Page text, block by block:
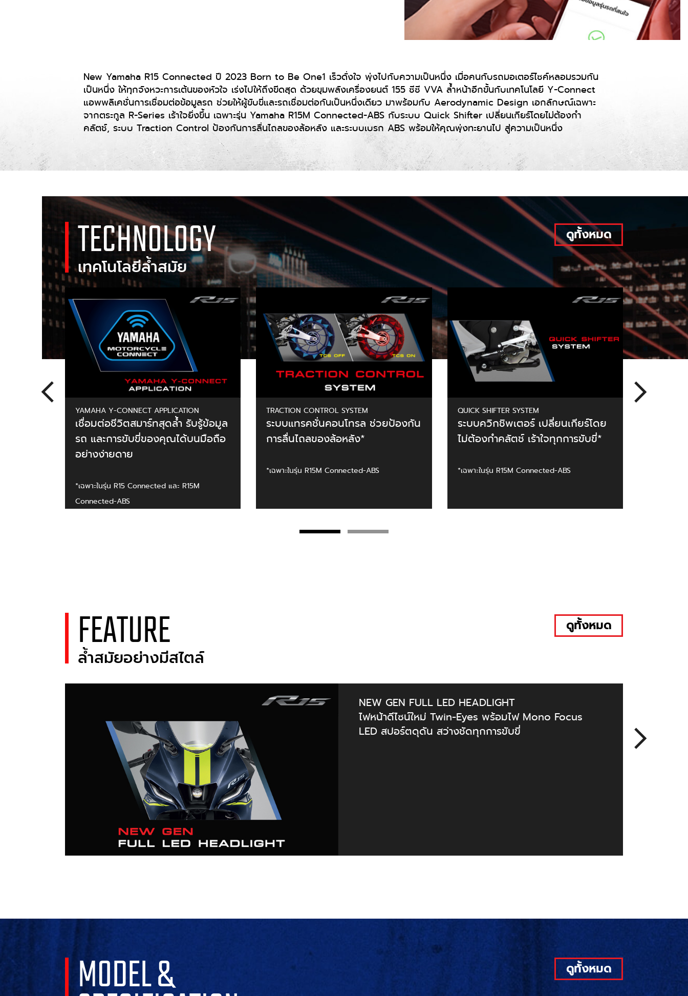
New Yamaha R15 Connected ปี 2023 Born to Be One1 เร็วดั่งใจ พุ่งไปกับความเป็นหนึ่ง เมื่อคนกับรถมอเตอร์ไซค์หลอมรวมกัน
เป็นหนึ่ง ให้ทุกจังหวะการเต้นของหัวใจ เร่งไปให้ถึงขีดสุด ด้วยขุมพลังเครื่องยนต์ 155 ซีซี VVA ล้ำหน้าอีกขั้นกับเทคโนโลยี Y-Connect
แอพพลิเคชั่นการเชื่อมต่อข้อมูลรถ ช่วยให้ผู้ขับขี่และรถเชื่อมต่อกันเป็นหนึ่งเดียว มาพร้อมกับ Aerodynamic Design เอกลักษณ์เฉพาะ
จากตระกูล R-Series เร้าใจยิ่งขึ้น เฉพาะรุ่น Yamaha R15M Connected-ABS กับระบบ Quick Shifter เปลี่ยนเกียร์โดยไม่ต้องกำ
คลัตช์, ระบบ Traction Control ป้องกันการลื่นไถลของล้อหลัง และระบบเบรก ABS พร้อมให้คุณพุ่งทะยานไป สู่ความเป็นหนึ่ง
TECHNOLOGY
เทคโนโลยีล้ำสมัย
ดูทั้งหมด
YAMAHA Y-CONNECT APPLICATION
เชื่อมต่อชีวิตสมาร์ทสุดล้ำ รับรู้ข้อมูล
รถ และการขับขี่ของคุณได้บนมือถือ
อย่างง่ายดาย
*เฉพาะในรุ่น R15 Connected และ R15M
Connected-ABS
TRACTION CONTROL SYSTEM
ระบบแทรคชั่นคอนโทรล ช่วยป้องกัน
การลื่นไถลของล้อหลัง*
*เฉพาะในรุ่น R15M Connected-ABS
QUICK SHIFTER SYSTEM
ระบบควิกชิพเตอร์ เปลี่ยนเกียร์โดย
ไม่ต้องกำคลัตช์ เร้าใจทุกการขับขี่*
*เฉพาะในรุ่น R15M Connected-ABS
DUAL
ดิสก์เบร
ป้องกันก
คับขัน*
FEATURE
ล้ำสมัยอย่างมีสไตล์
ดูทั้งหมด
NEW GEN FULL LED HEADLIGHT
ไฟหน้าดีไซน์ใหม่ Twin-Eyes พร้อมไฟ Mono Focus
LED สปอร์ตดุดัน สว่างชัดทุกการขับขี่
MODEL &
ดูทั้งหมด